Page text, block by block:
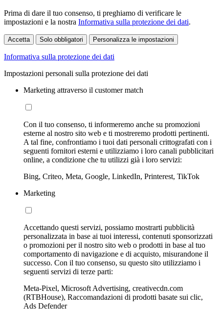
Prima di dare il tuo consenso, ti preghiamo di verificare le
impostazioni e la nostra Informativa sulla protezione dei dati.
Accetta Solo obbligatori Personalizza le impostazioni
Informativa sulla protezione dei dati
Impostazioni personali sulla protezione dei dati
Marketing attraverso il customer match
Con il tuo consenso, ti informeremo anche su promozioni
esterne al nostro sito web e ti mostreremo prodotti pertinenti.
A tal fine, confrontiamo i tuoi dati personali crittografati con i
seguenti fornitori esterni e utilizziamo i loro canali pubblicitari
online, a condizione che tu utilizzi già i loro servizi:
Bing, Criteo, Meta, Google, LinkedIn, Printerest, TikTok
Marketing
Accettando questi servizi, possiamo mostrarti pubblicità
personalizzata in base ai tuoi interessi, contenuti sponsorizzati
o promozioni per il nostro sito web o prodotti in base al tuo
comportamento di navigazione e di acquisto, misurandone il
successo. Con il tuo consenso, su questo sito utilizziamo i
seguenti servizi di terze parti:
Meta-Pixel, Microsoft Advertising, creativecdn.com
(RTBHouse), Raccomandazioni di prodotti basate sui clic,
Ads Defender